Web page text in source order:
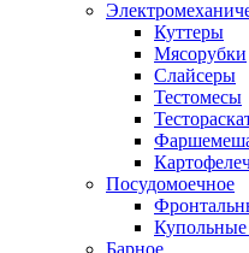
Куттеры
Мясорубки
Слайсеры
Тестомесы
Посудомоечное
Барное